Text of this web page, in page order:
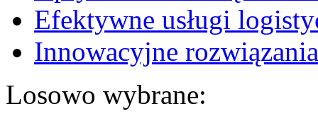
Efektywne usługi
Innowacyjne
Losowo wybrane: